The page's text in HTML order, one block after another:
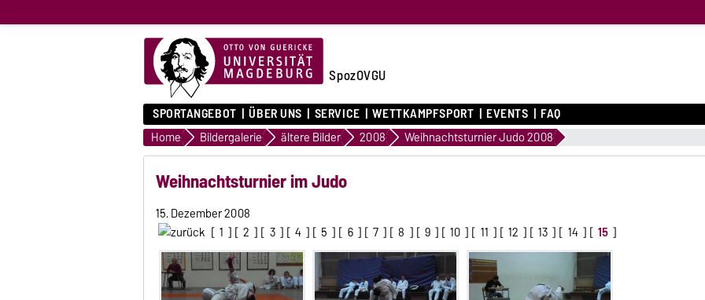
SpozOVGU
SPORTANGEBOT ÜBER UNS SERVICE WETTKAMPFSPORT EVENTS FAQ
Home Bildergalerie ältere Bilder 2008 Weihnachtsturnier Judo 2008
Weihnachtsturnier im Judo
15. Dezember 2008
[ 1 ] [ 2 ] [ 3 ] [ 4 ] [ 5 ] [ 6 ] [ 7 ] [ 8 ] [ 9 ] [ 10 ] [ 11 ] [ 12 ] [ 13 ] [ 14 ] [ 15 ]